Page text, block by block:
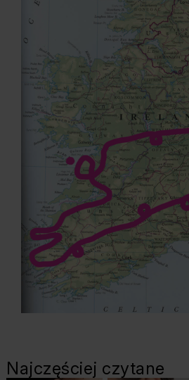
Najczęściej czytane